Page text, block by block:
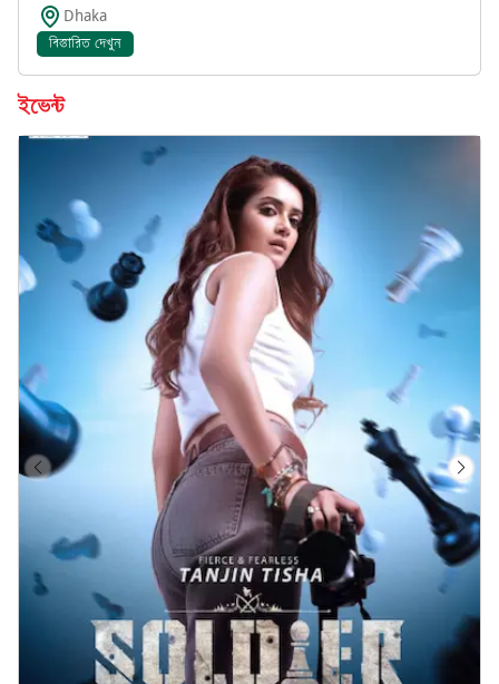
Dhaka
বিস্তারিত দেখুন
ইভেন্ট